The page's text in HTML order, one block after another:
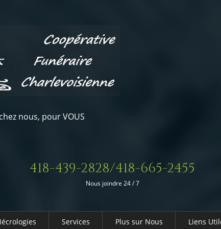
nous, pour VOUS
418-439-2828/418-665-2455
Nous joindre 24 / 7
Services Plus sur Nous Liens